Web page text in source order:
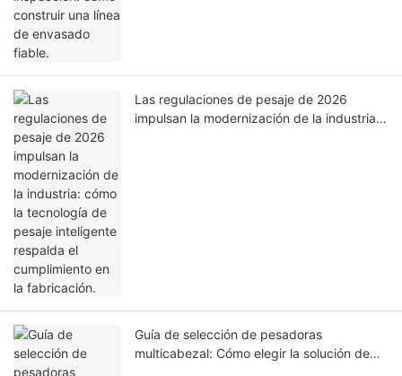
Las regulaciones de pesaje de 2026
impulsan la modernización de la industria:
Guía de selección de pesadoras
multicabezal: Cómo elegir la solución de